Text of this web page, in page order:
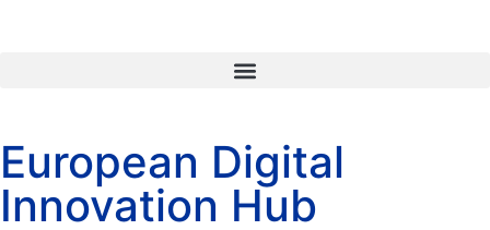
European Digital
Innovation Hub